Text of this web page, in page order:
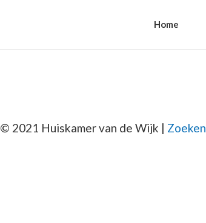
Home
© 2021 Huiskamer van de Wijk | Zoeken